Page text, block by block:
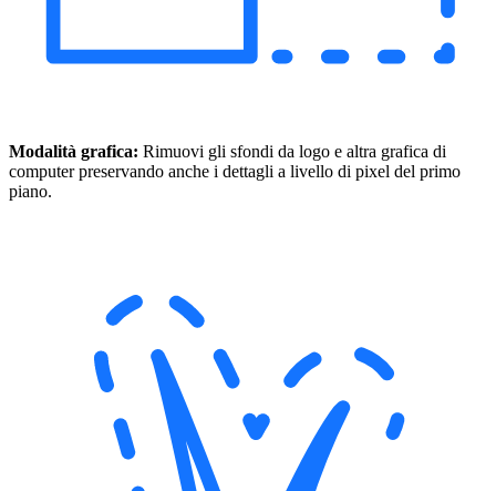
Modalità grafica: Rimuovi gli sfondi da logo e altra grafica di
computer preservando anche i dettagli a livello di pixel del primo
piano.